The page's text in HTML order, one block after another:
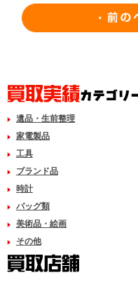
遺品・生前整理
家電製品
工具
ブランド品
時計
バッグ類
美術品・絵画
その他